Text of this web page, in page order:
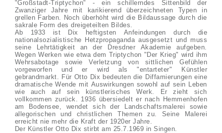
"Großstadt-Triptychon" - ein schillerndes Sittenbild der
Zwanziger Jahre mit karikierend überzeichneten Typen in
grellen Farben. Noch überhöht wird die Bildaussage durch die
sakrale Form des dreigeteilten Bildes.
Ab 1933 ist Dix heftigsten Anfeindungen durch die
nationalsozialistische Hetzpropaganda ausgesetzt und muss
seine Lehrtätigkeit an der Dresdner Akademie aufgeben.
Wegen Werken wie etwa dem Triptychon "Der Krieg" wird ihm
Wehrsabotage sowie Verletzung von sittlichen Gefühlen
vorgeworfen und er wird als "entarteter" Künstler
gebrandmarkt. Für Otto Dix bedeuten die Diffamierungen eine
dramatische Wende mit Auswirkungen sowohl auf sein Leben
wie auch auf sein künstlerisches Werk. Er zieht sich
vollkommen zurück. 1936 übersiedelt er nach Hemmenhofen
am Bodensee, wendet sich der Landschaftsmalerei sowie
allegorischen und christlichen Themen zu. Seine Malerei
erreicht nie mehr die Kraft der 1920er Jahre.
Der Künstler Otto Dix stirbt am 25.7.1969 in Singen.